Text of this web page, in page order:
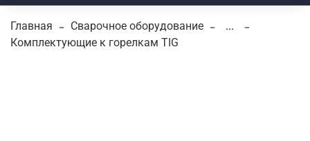
Главная Сварочное оборудование
...
Комплектующие к горелкам TIG